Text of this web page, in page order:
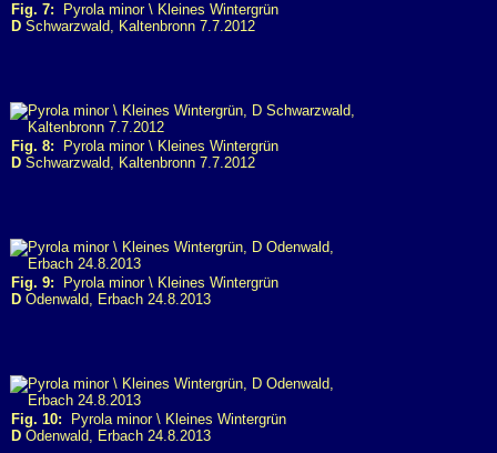
Fig. 7: Pyrola minor \ Kleines Wintergrün
D Schwarzwald, Kaltenbronn 7.7.2012
Fig. 8: Pyrola minor \ Kleines Wintergrün
D Schwarzwald, Kaltenbronn 7.7.2012
Fig. 9: Pyrola minor \ Kleines Wintergrün
D Odenwald, Erbach 24.8.2013
Fig. 10: Pyrola minor \ Kleines Wintergrün
D Odenwald, Erbach 24.8.2013